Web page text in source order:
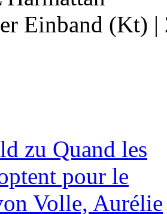
Einband (Kt) |